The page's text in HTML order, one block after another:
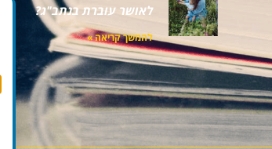
לאושר עוברת בנתב"ג?
להמשך קריאה »